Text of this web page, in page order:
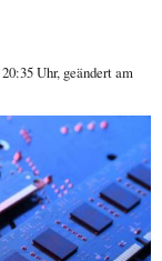
Uhr, geändert am